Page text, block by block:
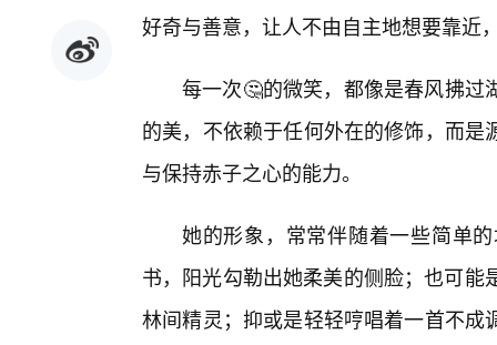
好奇与善意，让人不由自主地想要靠近
每一次🤔的微笑，都像是春风拂过
的美，不依赖于任何外在的修饰，而
与保持赤子之心的能力。
她的形象，常常伴随着一些简单
书，阳光勾勒出她柔美的侧脸；也可
林间精灵；抑或是轻轻哼唱着一首不